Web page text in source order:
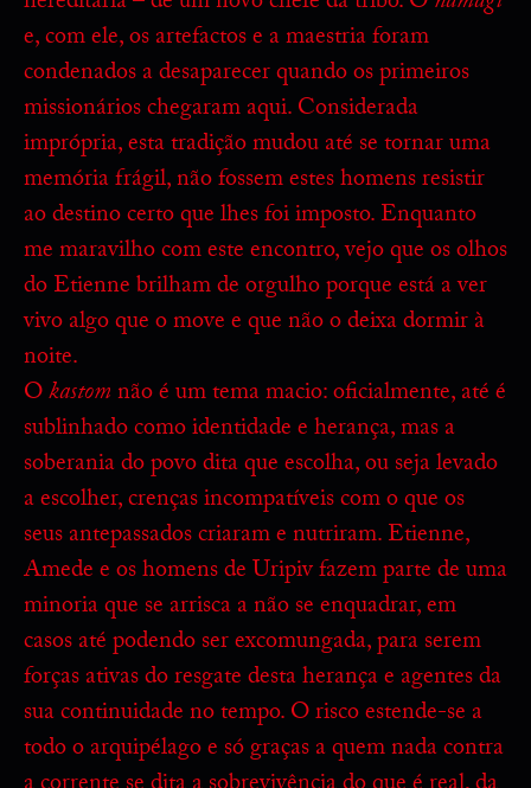
e, com ele, os artefactos e a maestria foram
condenados a desaparecer quando os primeiros
missionários chegaram aqui. Considerada
imprópria, esta tradição mudou até se tornar uma
memória frágil, não fossem estes homens resistir
ao destino certo que lhes foi imposto. Enquanto
me maravilho com este encontro, vejo que os olhos
do Etienne brilham de orgulho porque está a ver
vivo algo que o move e que não o deixa dormir à
noite.
Okastomnão é um tema macio: oficialmente, até é
sublinhado como identidade e herança, mas a
soberania do povo dita que escolha, ou seja levado
a escolher, crenças incompatíveis com o que os
seus antepassados criaram e nutriram. Etienne,
Amede e os homens de Uripiv fazem parte de uma
minoria que se arrisca a não se enquadrar, em
casos até podendo ser excomungada, para serem
forças ativas do resgate desta herança e agentes da
sua continuidade no tempo. O risco estende-se a
todo o arquipélago e só graças a quem nada contra